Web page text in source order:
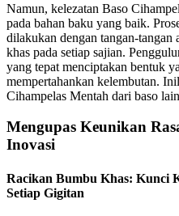
Namun, kelezatan Baso
pada bahan baku yang baik.
dilakukan dengan tangan-tangan
khas pada setiap sajian.
yang tepat menciptakan bentuk
mempertahankan kelembutan.
Cihampelas Mentah dari baso
Mengupas Keunikan
Inovasi
Racikan Bumbu Khas: Kunci
Setiap Gigitan